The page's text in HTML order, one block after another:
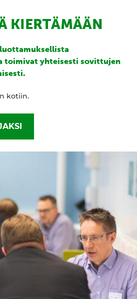
KIERTÄMÄÄN
toimivat yhteisesti sovittujen
kotiin.